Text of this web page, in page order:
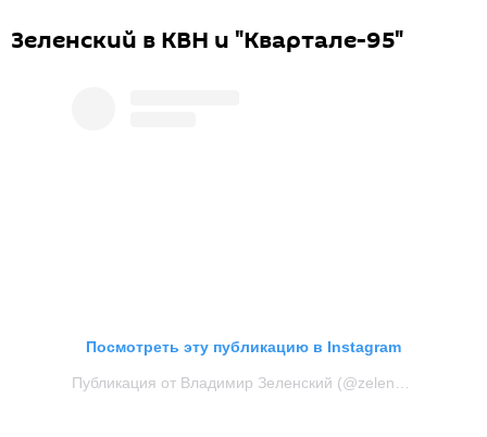
Зеленский в КВН и "Квартале-95"
Посмотреть эту публикацию в Instagram